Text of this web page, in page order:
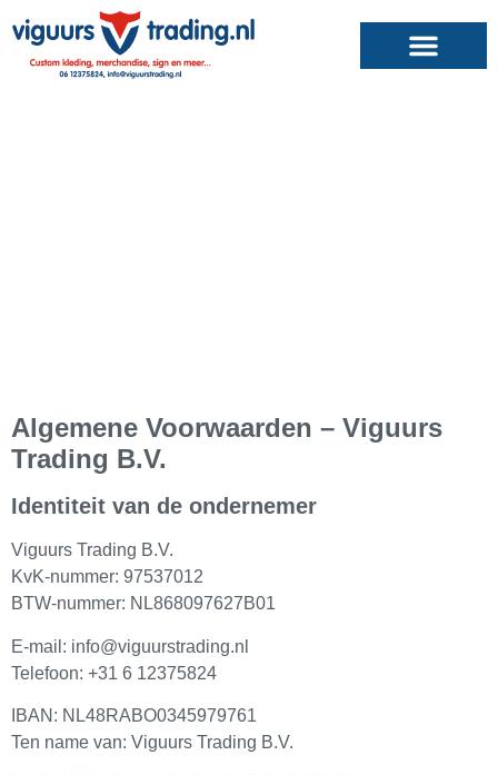
Algemene Voorwaarden – Viguurs
Trading B.V.
Identiteit van de ondernemer
Viguurs Trading B.V.
KvK-nummer: 97537012
BTW-nummer: NL868097627B01
E-mail: info@viguurstrading.nl
Telefoon: +31 6 12375824
IBAN: NL48RABO0345979761
Ten name van: Viguurs Trading B.V.